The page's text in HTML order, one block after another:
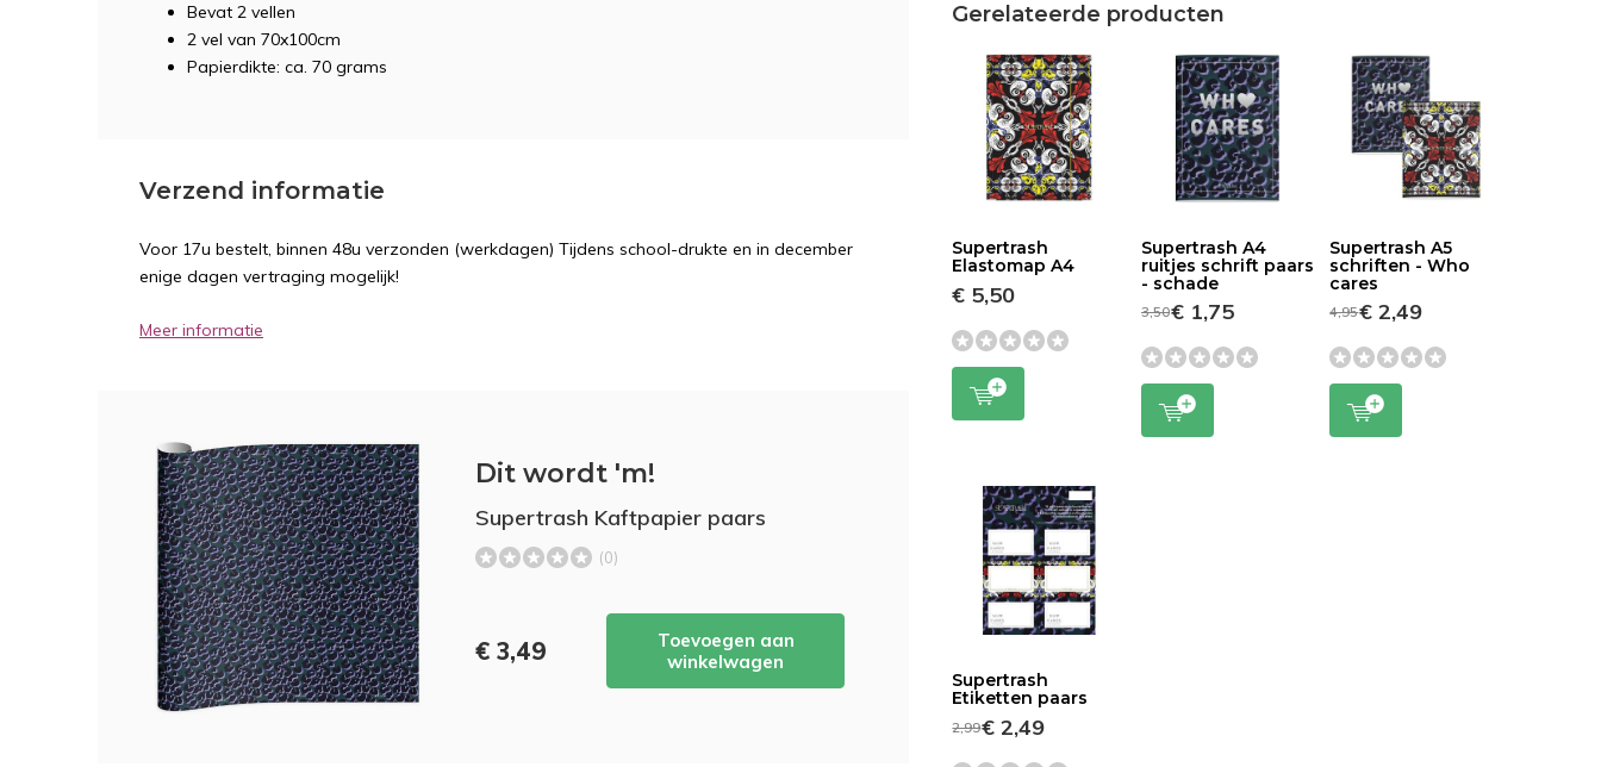
Bevat 2 vellen
2 vel van 70x100cm
Papierdikte: ca. 70 grams
Verzend informatie
Voor 17u bestelt, binnen 48u verzonden (werkdagen) Tijdens school-drukte en in december
enige dagen vertraging mogelijk!
Meer informatie
Dit wordt 'm!
Supertrash Kaftpapier paars
(0)
€ 3,49
Toevoegen aan
winkelwagen
Gerelateerde producten
Supertrash
Elastomap A4
€ 5,50
Supertrash A4
ruitjes schrift paars
- schade
3,50€ 1,75
Supertrash A5
schriften - Who
cares
4,95€ 2,49
Supertrash
Etiketten paars
2,99€ 2,49